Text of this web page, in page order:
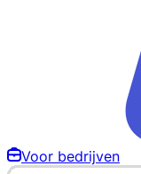
Voor bedrijven